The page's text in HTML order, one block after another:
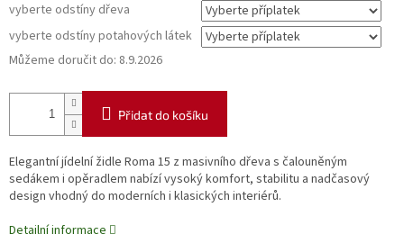
vyberte odstíny dřeva
vyberte odstíny potahových látek
Můžeme doručit do: 8.9.2026
Přidat do košíku
Elegantní jídelní židle Roma 15 z masivního dřeva s čalouněným
sedákem i opěradlem nabízí vysoký komfort, stabilitu a nadčasový
design vhodný do moderních i klasických interiérů.
Detailní informace